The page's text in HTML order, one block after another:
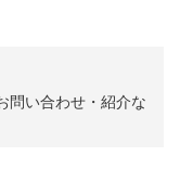
問い合わせ・紹介な